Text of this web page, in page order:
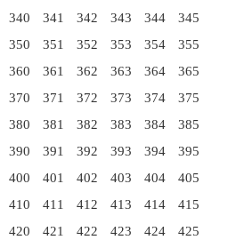
340 341 342 343 344
345
350 351 352 353 354
355
360 361 362 363 364
365
370 371 372 373 374
375
380 381 382 383 384
385
390 391 392 393 394
395
400 401 402 403 404
405
410 411 412 413 414
415
420 421 422 423 424
425